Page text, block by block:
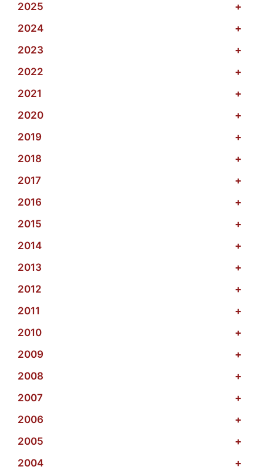
2025
+
2024
+
2023
+
2022
+
2021
+
2020
+
2019
+
2018
+
2017
+
2016
+
2015
+
2014
+
2013
+
2012
+
2011
+
2010
+
2009
+
2008
+
2007
+
2006
+
2005
+
2004
+